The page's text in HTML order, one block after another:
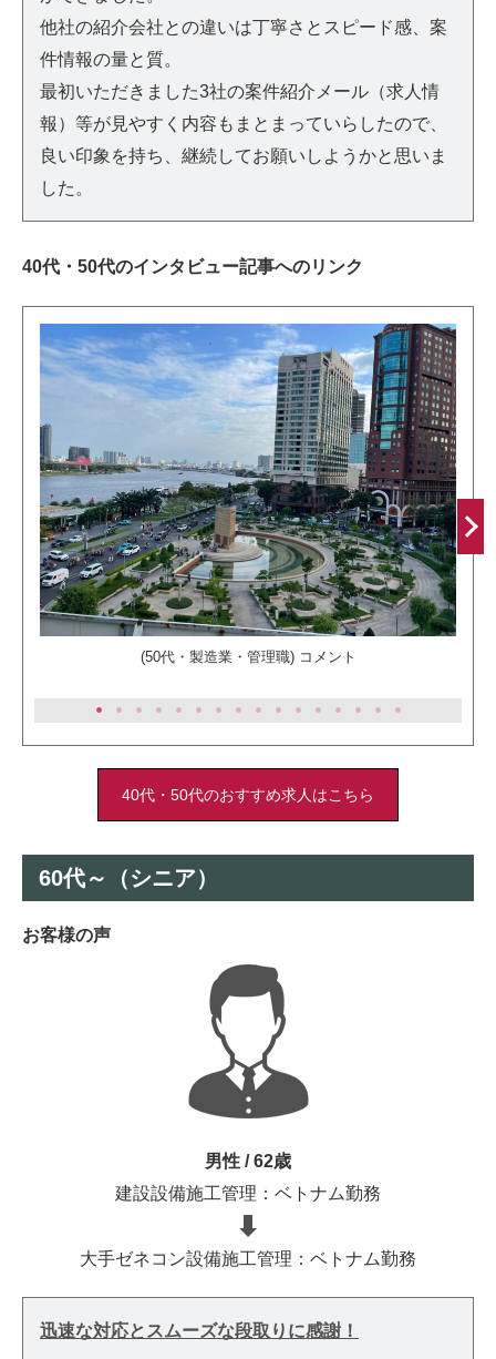
他社の紹介会社との違いは丁寧さとスピード感、案
件情報の量と質。
最初いただきました3社の案件紹介メール（求人情
報）等が見やすく内容もまとまっていらしたので、
良い印象を持ち、継続してお願いしようかと思いま
した。
40代・50代のインタビュー記事へのリンク
(50代・製造業・管理職) コメント
Ne
1 2 3 4 5 6 7 8 9 1
0
1
1
1
2
1
3
1
4
1
5
1
6
40代・50代のおすすめ求人はこちら
60代～（シニア）
お客様の声
男性 / 62歳
建設設備施工管理：ベトナム勤務
大手ゼネコン設備施工管理：ベトナム勤務
迅速な対応とスムーズな段取りに感謝！